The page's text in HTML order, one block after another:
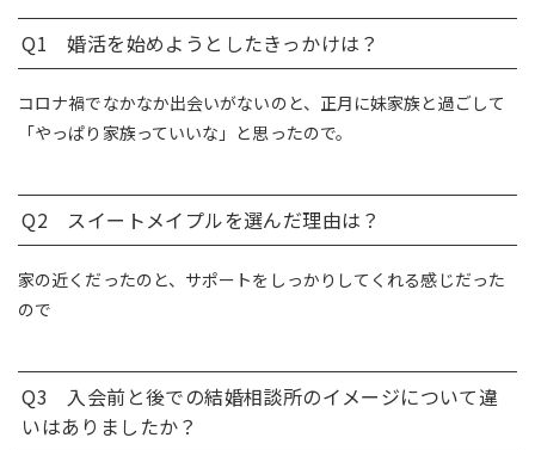
Q1 婚活を始めようとしたきっかけは？
コロナ禍でなかなか出会いがないのと、正月に妹家族と過ごして
「やっぱり家族っていいな」と思ったので。
Q2 スイートメイプルを選んだ理由は？
家の近くだったのと、サポートをしっかりしてくれる感じだった
ので
Q3 入会前と後での結婚相談所のイメージについて違
いはありましたか？